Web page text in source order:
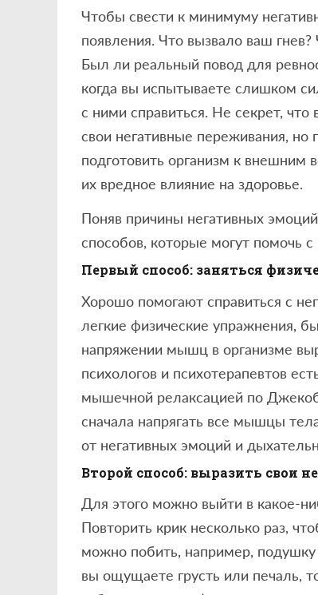
Чтобы свести к минимуму
появления. Что вызвало ваш
Был ли реальный повод для
когда вы испытываете слишком
с ними справиться. Не секрет,
свои негативные переживания,
подготовить организм к внешним
их вредное влияние на здоровье.
Поняв причины негативных
способов, которые могут помочь с
Первый способ: заняться
Хорошо помогают справиться с
легкие физические упражнения,
напряжении мышц в организме
психологов и психотерапевтов
мышечной релаксацией по
сначала напрягать все мышцы
от негативных эмоций и
Второй способ: выразить свои
Для этого можно выйти в какое-
Повторить крик несколько раз,
можно побить, например,
вы ощущаете грусть или печаль,